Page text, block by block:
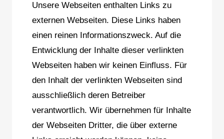
Unsere Webseiten enthalten Links zu
externen Webseiten. Diese Links haben
einen reinen Informationszweck. Auf die
Entwicklung der Inhalte dieser verlinkten
Webseiten haben wir keinen Einfluss. Für
den Inhalt der verlinkten Webseiten sind
ausschließlich deren Betreiber
verantwortlich. Wir übernehmen für Inhalte
der Webseiten Dritter, die über externe